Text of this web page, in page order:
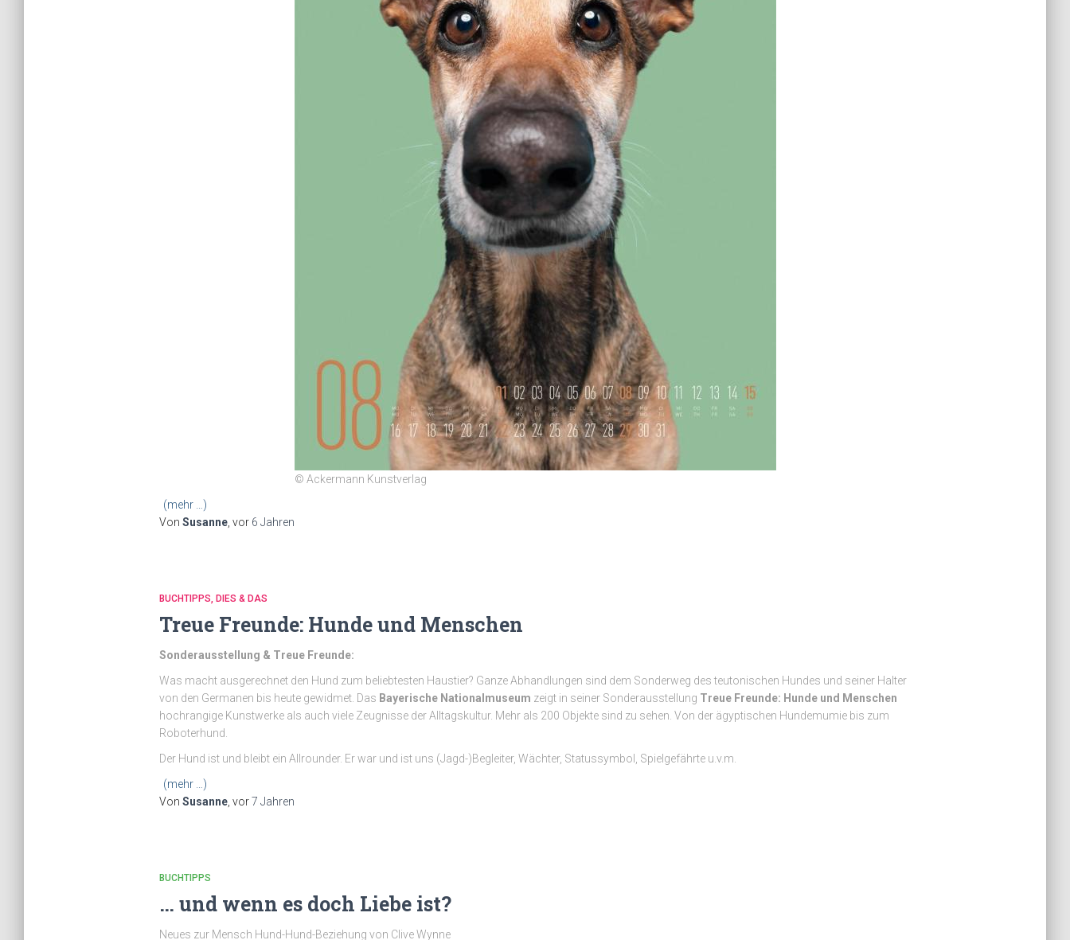
© Ackermann Kunstverlag
(mehr …)
Von Susanne, vor 6 Jahren
BUCHTIPPS DIES & DAS
Treue Freunde: Hunde und Menschen
Sonderausstellung & Treue Freunde:
Was macht ausgerechnet den Hund zum beliebtesten Haustier? Ganze Abhandlungen sind dem Sonderweg des teutonischen Hundes und seiner Halter
von den Germanen bis heute gewidmet. Das Bayerische Nationalmuseum zeigt in seiner Sonderausstellung Treue Freunde: Hunde und Menschen
hochrangige Kunstwerke als auch viele Zeugnisse der Alltagskultur. Mehr als 200 Objekte sind zu sehen. Von der ägyptischen Hundemumie bis zum
Roboterhund.
Der Hund ist und bleibt ein Allrounder. Er war und ist uns (Jagd-)Begleiter, Wächter, Statussymbol, Spielgefährte u.v.m.
(mehr …)
Von Susanne, vor7 Jahren
BUCHTIPPS
… und wenn es doch Liebe ist?
Neues zur Mensch Hund-Hund-Beziehung von Clive Wynne